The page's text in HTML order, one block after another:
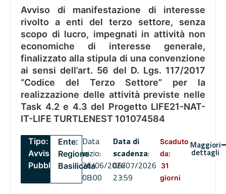
Avviso di manifestazione di interesse
rivolto a enti del terzo settore, senza
scopo di lucro, impegnati in attività non
economiche di interesse generale,
finalizzato alla stipula di una convenzione
ai sensi dell’art. 56 del D. Lgs. 117/2017
“Codice del Terzo Settore” per la
realizzazione delle attività previste nelle
Task 4.2 e 4.3 del Progetto LIFE21-NAT-
IT-LIFE TURTLENEST 101074584
Tipo:
Avviso
Pubblico
Ente:
Regione
Basilicata
Data
inizio:
26/06/2026
08:00
Data di
scadenza:
06/07/2026
23:59
Scaduto
da:
31
giorni
Maggiori
dettagli